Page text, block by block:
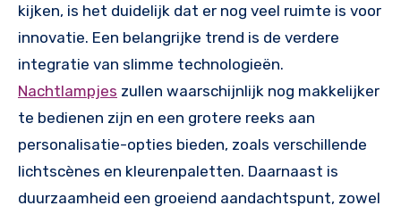
kijken, is het duidelijk dat er nog veel ruimte is voor
innovatie. Een belangrijke trend is de verdere
integratie van slimme technologieën.
Nachtlampjes zullen waarschijnlijk nog makkelijker
te bedienen zijn en een grotere reeks aan
personalisatie-opties bieden, zoals verschillende
lichtscènes en kleurenpaletten. Daarnaast is
duurzaamheid een groeiend aandachtspunt, zowel